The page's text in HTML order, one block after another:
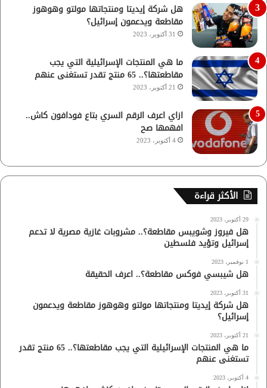
هل شركة إيديتا ومنتجاتها مولتو وهوهوز
مقاطعة ويدعمون إسرائيل؟
31 أكتوبر، 2023
ما هي المنتجات الإسرائيلية التي يجب
مقاطعتها؟.. 65 منتج تقدر تستغنى عنهم
21 أكتوبر، 2023
ازاي اعرف الرقم السري بتاع فودافون كاش..
افهمها صح
4 أكتوبر، 2023
الأكثر قراءة
29 أكتوبر، 2023
هل فيروز وشويبس مقاطعة؟.. مشروبات غازية مصرية لا تدعم
إسرائيل وتؤيد فلسطين
1 نوفمبر، 2023
هل شيبسي فوكس مقاطعة؟.. اعرف الحقيقة
31 أكتوبر، 2023
هل شركة إيديتا ومنتجاتها مولتو وهوهوز مقاطعة ويدعمون
إسرائيل؟
21 أكتوبر، 2023
ما هي المنتجات الإسرائيلية التي يجب مقاطعتها؟.. 65 منتج تقدر
تستغنى عنهم
4 أكتوبر، 2023